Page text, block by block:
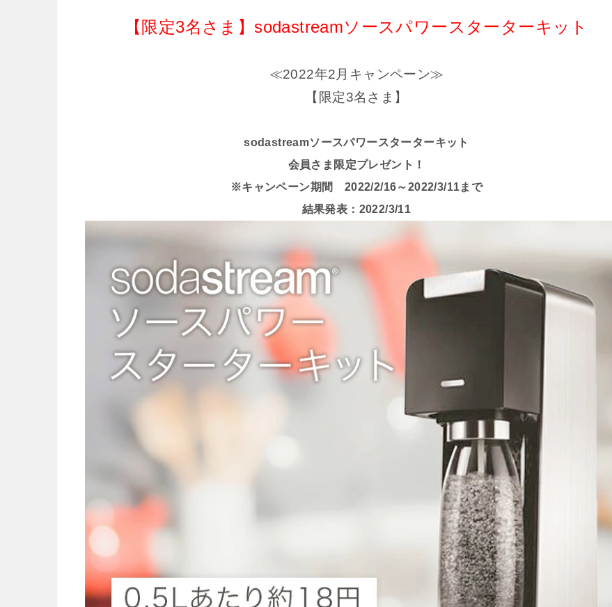
【限定3名さま】sodastreamソースパワースターターキット
≪2022年2月キャンペーン≫
【限定3名さま】
sodastreamソースパワースターターキット
会員さま限定プレゼント！
※キャンペーン期間 2022/2/16～2022/3/11まで
結果発表：2022/3/11